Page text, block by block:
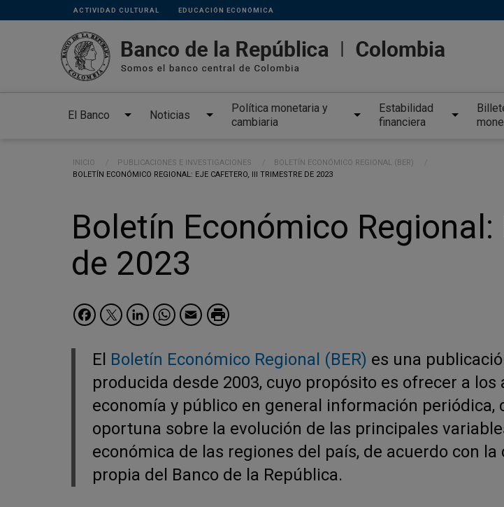
Pasar al contenido principal
Links
secundarios
ACTIVIDAD CULTURAL EDUCACIÓN ECONÓMICA
El Banco Noticias
Política monetaria y
cambiaria
Estabilidad
financiera
Ruta de navegación
INICIO PUBLICACIONES E INVESTIGACIONES
BOLETÍN ECONÓMICO REGIONAL (BER)
CURRENT:
BOLETÍN ECONÓMICO REGIONAL: EJE CAFETERO, III TRIMESTRE DE 2023
Boletín Económico
de 2023
Facebook
Twitter
LinkedIn
WhatsApp
Email
El Boletín Económico Regional (BER) es una
producida desde 2003, cuyo propósito es ofrecer a los
economía y público en general información periódica,
oportuna sobre la evolución de las principales
económica de las regiones del país, de acuerdo con la
propia del Banco de la República.